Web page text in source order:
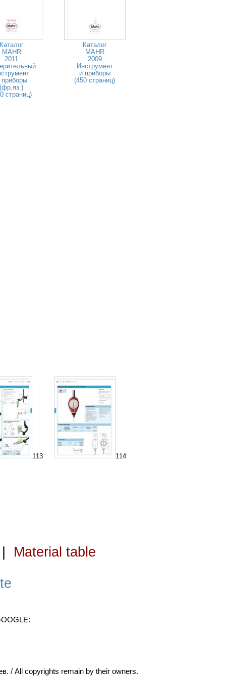
MAHR
2011
приборы
(фр.яз.)
страниц)
Каталог
MAHR
2009
Инструмент
и приборы
(450 страниц)
113 114
Material table
/ All copyrights remain by their owners.